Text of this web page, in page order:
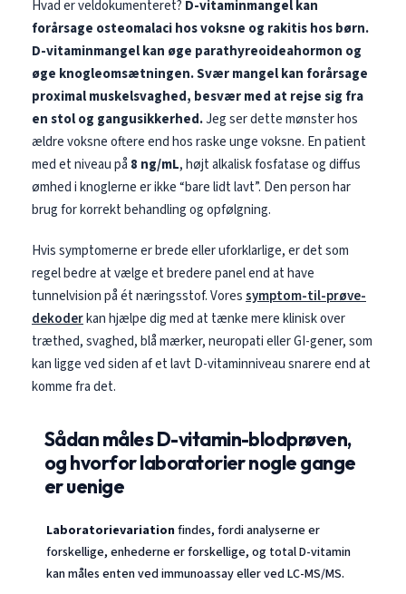
Hvad er veldokumenteret? D-vitaminmangel kan
forårsage osteomalaci hos voksne og rakitis hos børn.
D-vitaminmangel kan øge parathyreoideahormon og
øge knogleomsætningen.Svær mangel kan forårsage
proximal muskelsvaghed, besvær med at rejse sig fra
en stol og gangusikkerhed.Jeg ser dette mønster hos
ældre voksne oftere end hos raske unge voksne. En patient
med et niveau på 8 ng/mL, højt alkalisk fosfatase og diffus
ømhed i knoglerne er ikke “bare lidt lavt”. Den person har
brug for korrekt behandling og opfølgning.
Hvis symptomerne er brede eller uforklarlige, er det som
regel bedre at vælge et bredere panel end at have
tunnelvision på ét næringsstof. Voressymptom-til-prøve-
dekoderkan hjælpe dig med at tænke mere klinisk over
træthed, svaghed, blå mærker, neuropati eller GI-gener, som
kan ligge ved siden af et lavt D-vitaminniveau snarere end at
komme fra det.
Sådan måles D-vitamin-blodprøven,
og hvorfor laboratorier nogle gange
er uenige
Laboratorievariation findes, fordi analyserne er
forskellige, enhederne er forskellige, og total D-vitamin
kan måles enten ved immunoassay eller ved LC-MS/MS.